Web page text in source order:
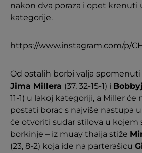
nakon dva poraza i opet krenuti
kategorije.
https://www.instagram.com/p/
Od ostalih borbi valja
Jima Millera (37, 32-15-1) i
11-1) u lakoj kategoriji, a Miller
postati borac s najviše nastupa
će otvoriti sudar stilova u kojem
borkinje – iz muay thaija stiže
(23, 8-2) koja ide na parterašicu